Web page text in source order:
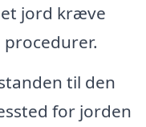
jord kræve
procedurer.
til den
for jorden